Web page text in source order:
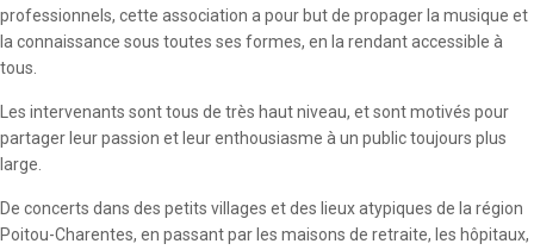
professionnels, cette association a pour but de propager la musique et
la connaissance sous toutes ses formes, en la rendant accessible à
tous.
Les intervenants sont tous de très haut niveau, et sont motivés pour
partager leur passion et leur enthousiasme à un public toujours plus
large.
De concerts dans des petits villages et des lieux atypiques de la région
Poitou-Charentes, en passant par les maisons de retraite, les hôpitaux,